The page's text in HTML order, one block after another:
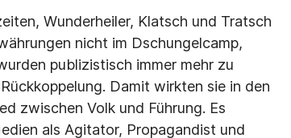
Wunderheiler, Klatsch und Tratsch
nicht im Dschungelcamp,
publizistisch immer mehr zu
Damit wirkten sie in den
zwischen Volk und Führung. Es
als Agitator, Propagandist und